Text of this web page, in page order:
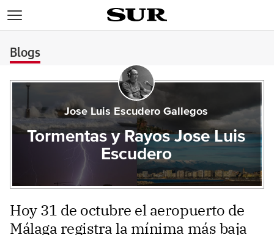
Blogs
Jose Luis Escudero Gallegos
Tormentas y Rayos Jose Luis
Escudero
Hoy 31 de octubre el aeropuerto de
Málaga registra la mínima más baja